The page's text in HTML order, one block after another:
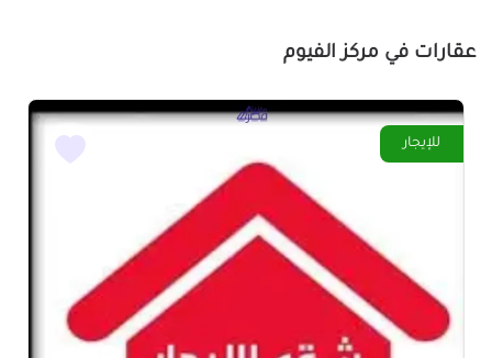
عقارات في مركز الفيوم
للإيجار